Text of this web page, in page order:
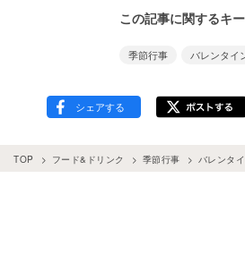
この記事に関するキ
季節行事 バレンタイ
TOP フード&ドリンク 季節行事 バレンタ